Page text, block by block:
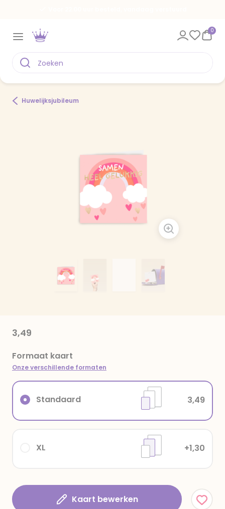
0
Huwelijksjubileum
3,49
Formaat kaart
Onze verschillende formaten
XL +1,30
Standaard 3,49
Kaart bewerken